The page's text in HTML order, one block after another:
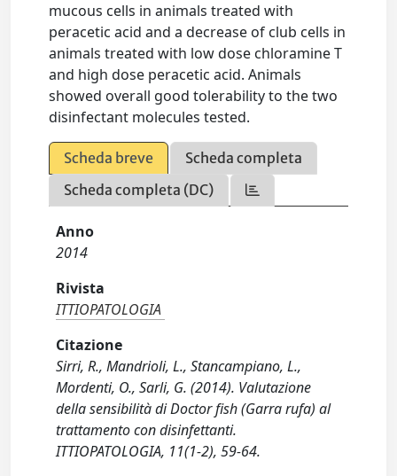
mucous cells in animals treated with
peracetic acid and a decrease of club cells in
animals treated with low dose chloramine T
and high dose peracetic acid. Animals
showed overall good tolerability to the two
disinfectant molecules tested.
Scheda breve
Scheda completa
Scheda completa (DC)
Anno
2014
Rivista
ITTIOPATOLOGIA
Citazione
Sirri, R., Mandrioli, L., Stancampiano, L.,
Mordenti, O., Sarli, G. (2014). Valutazione
della sensibilità di Doctor fish (Garra rufa) al
trattamento con disinfettanti.
ITTIOPATOLOGIA, 11(1-2), 59-64.